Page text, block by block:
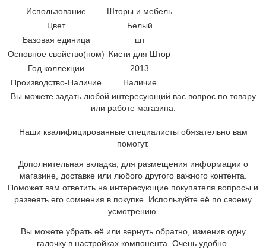
Использование
Шторы и мебель
Цвет
Белый
Базовая единица
шт
Основное свойство(ном) Кисти для Штор
Год коллекции
2013
Производство-Наличие
Наличие
Вы можете задать любой интересующий вас вопрос по товару
или работе магазина.
Наши квалифицированные специалисты обязательно вам
помогут.
Дополнительная вкладка, для размещения информации о
магазине, доставке или любого другого важного контента.
Поможет вам ответить на интересующие покупателя вопросы и
развеять его сомнения в покупке. Используйте её по своему
усмотрению.
Вы можете убрать её или вернуть обратно, изменив одну
галочку в настройках компонента. Очень удобно.